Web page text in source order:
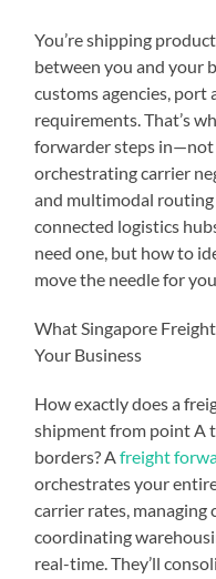
You’re shipping
between you and your
customs agencies,
requirements. That’s
forwarder steps in—not
orchestrating carrier
and multimodal routing
connected logistics
need one, but how to
move the needle for
What Singapore
Your Business
How exactly does a
shipment from point A
borders? Afreight
orchestrates your
carrier rates, managing
coordinating
real-time. They’ll